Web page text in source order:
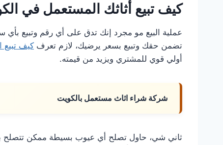
كيف تبيع أثاثك المستعمل في
عملية البيع مو مجرد إنك تدق على أي رقم وتبيع
تضمن حقك وتبيع بسعر يرضيك، لازم تعرف كيف تبيع
أولي قوي للمشتري ويزيد من قيمته.
شركة شراء اثاث مستعمل بالكويت
ثاني شي، حاول تصلح أي عيوب بسيطة ممكن تتصلح